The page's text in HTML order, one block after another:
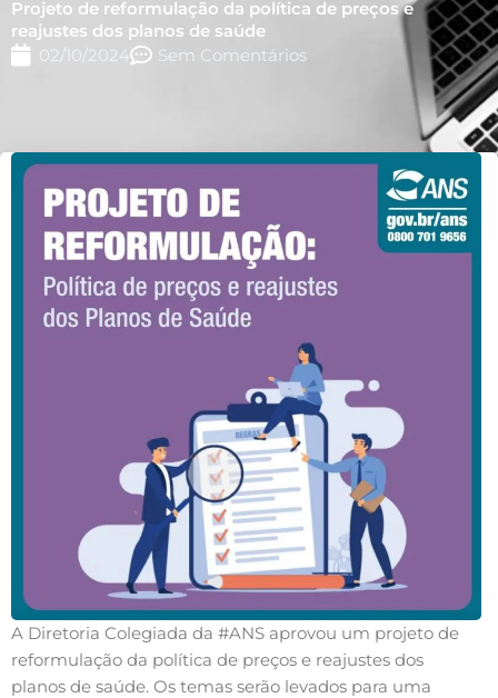
Projeto de reformulação da política de preços e
reajustes dos planos de saúde
02/10/2024
Sem Comentários
A Diretoria Colegiada da #ANS aprovou um projeto de
reformulação da política de preços e reajustes dos
planos de saúde. Os temas serão levados para uma